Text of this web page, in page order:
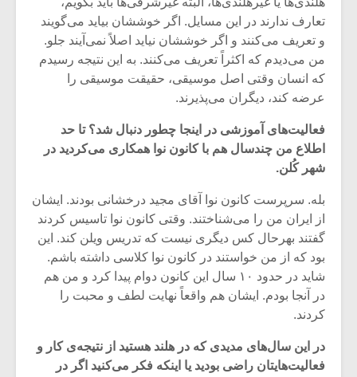
تعارف ندارند در این مسایل. اگر خوششان بیاید می‌گویند
و تعریف می‌کنند و اگر خوششان نیاید اصلاً نمی‌آیند جلو.
من می‌دیدم که اکثراً تعریف می‌کنند. به این نتیجه رسیدم
که انسان وقتی اصل موسیقی، حقیقت موسیقی را
عرضه کند، دیگران می‌پذیرند.
فعالیت‌های آموزشی در اینجا چطور دنبال شد؟ تا حد
اطلاع من چندسال هم با کانون نوا همکاری می‌کردید در
شهر کُلن.
بله. سرپرست کانون نوا آقای مجید درخشانی بودند. ایشان
از ایران من را می‌شناختند. وقتی کانون نوا تاسیس کردند
گفتند بهرحال کس دیگری نیست که تدریس ویلن کند. این
بود که از من خواستند در کانون نوا کلاسی داشته باشم.
شاید در حدود ۱۰ سال این کانون دوام پیدا کرد و من هم
در آنجا بودم. ایشان هم واقعاً نهایت لطف و محبت را
کردند.
در این سال‌های مدیدی که در هلند هستید از نتیجه‌ی کار و
فعالیت‌هایتان راضی بودید یا اینکه فکر می‌کنید اگر در